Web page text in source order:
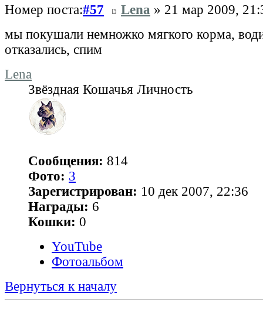
Номер поста:#57 Lena » 21 мар 2009,
мы покушали немножко мягкого корма,
отказались, спим
Lena
Звёздная Кошачья Личность
Сообщения: 814
Фото: 3
Зарегистрирован: 10 дек 2007, 22:36
Награды: 6
Кошки: 0
YouTube
Фотоальбом
Вернуться к началу